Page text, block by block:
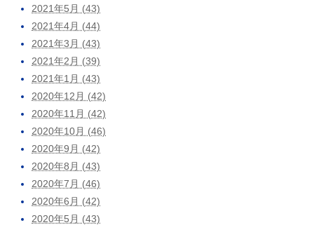
2021年5月 (43)
2021年4月 (44)
2021年3月 (43)
2021年2月 (39)
2021年1月 (43)
2020年12月 (42)
2020年11月 (42)
2020年10月 (46)
2020年9月 (42)
2020年8月 (43)
2020年7月 (46)
2020年6月 (42)
2020年5月 (43)